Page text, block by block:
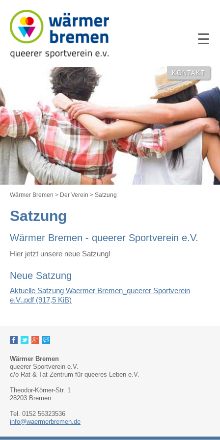
NAVIGATION
KONTAKT
Wärmer Bremen > Der Verein > Satzung
Satzung
Wärmer Bremen - queerer Sportverein e.V.
Hier jetzt unsere neue Satzung!
Neue Satzung
Aktuelle Satzung Waermer Bremen_queerer Sportverein
e.V..pdf (917,5 KiB)
Wärmer Bremen
queerer Sportverein e.V.
c/o Rat & Tat Zentrum für queeres Leben e.V.
Theodor-Körner-Str. 1
28203 Bremen
Tel. 0152 56323536
info@waermerbremen.de